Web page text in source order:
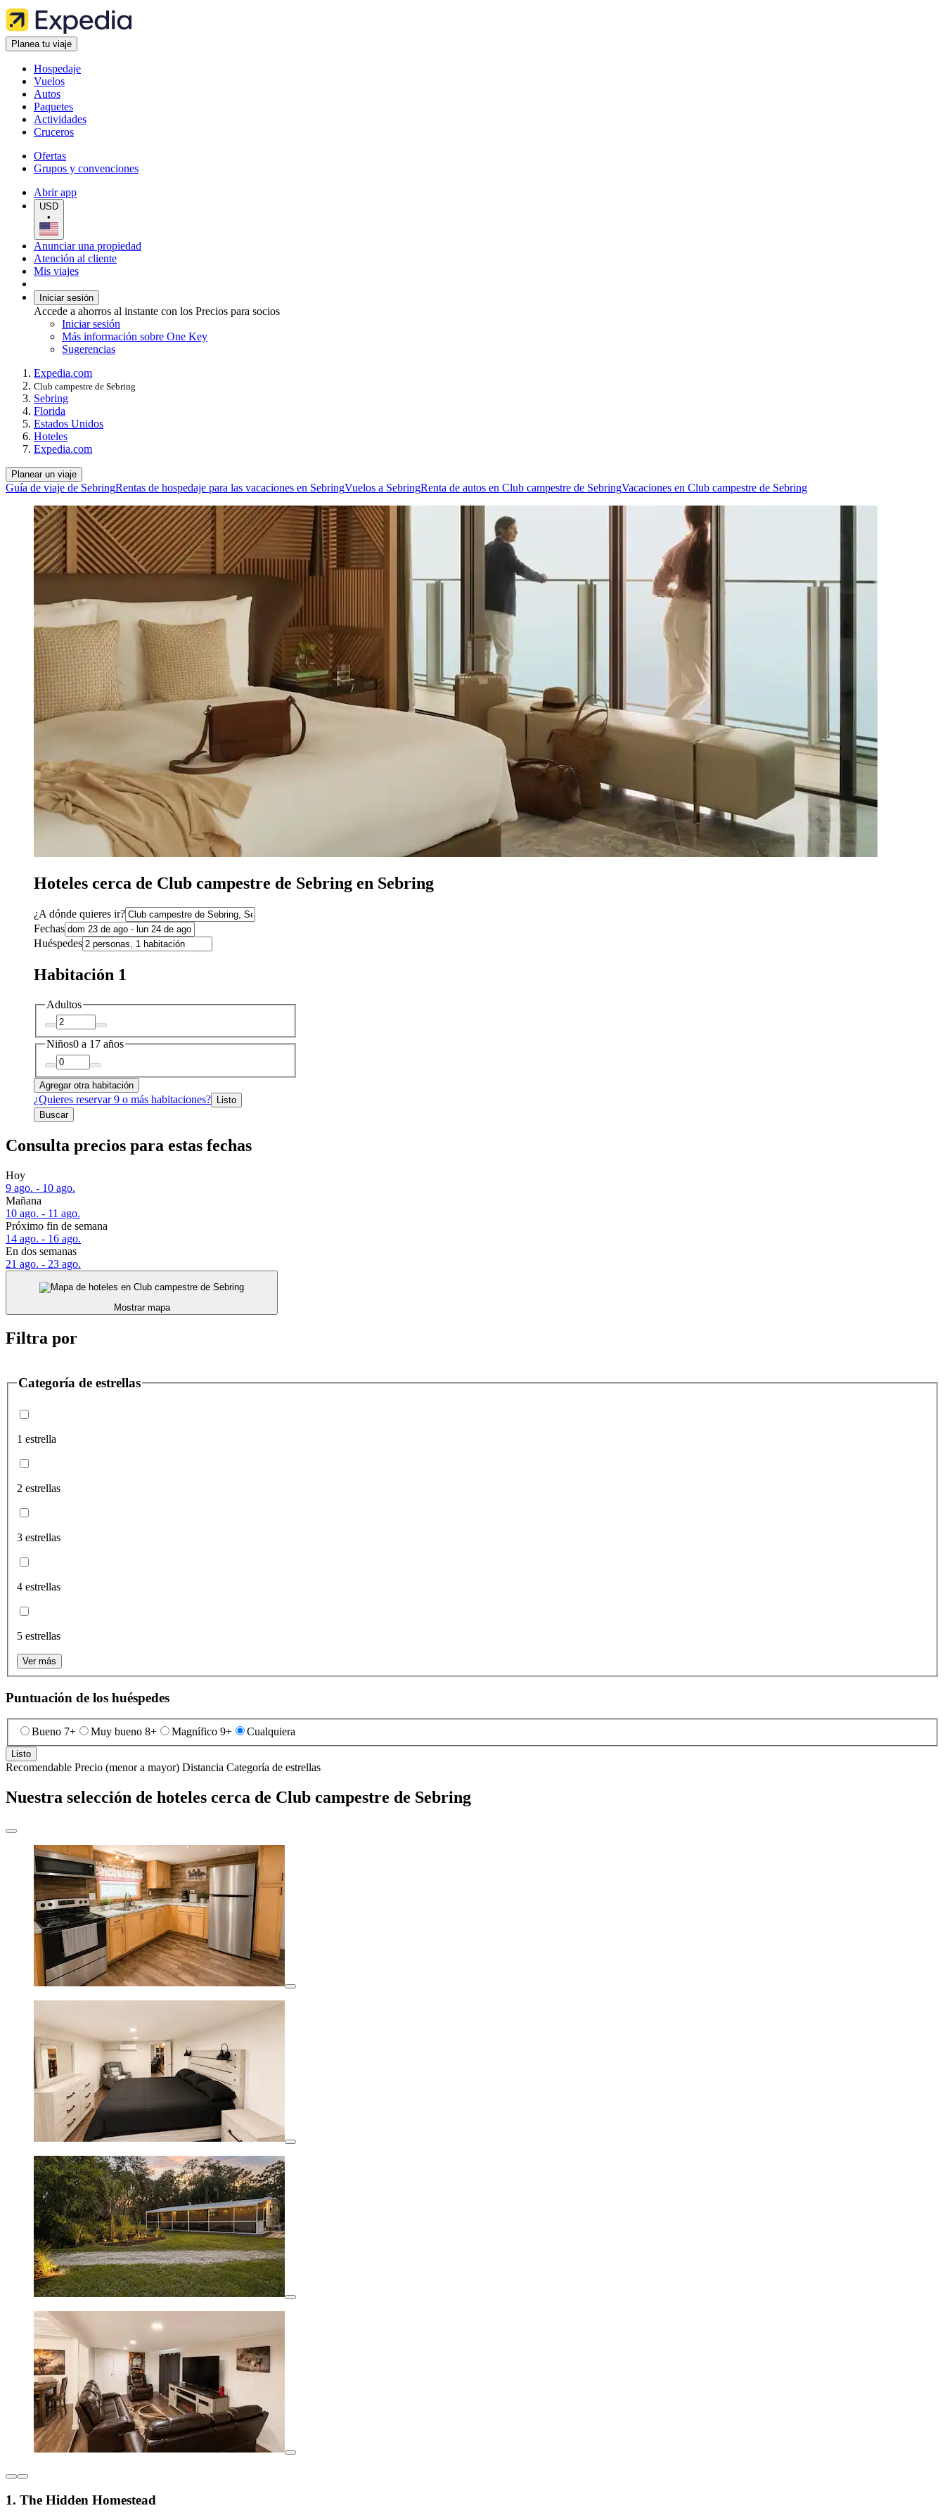
Planea tu viaje
Hospedaje
Vuelos
Autos
Paquetes
Actividades
Cruceros
Ofertas
Grupos y convenciones
Abrir app
USD
•
Anunciar una propiedad
Atención al cliente
Mis viajes
Iniciar sesión
Accede a ahorros al instante con los Precios para socios
Iniciar sesión
Más información sobre One Key
Sugerencias
Expedia.com
Club campestre de Sebring
Sebring
Florida
Estados Unidos
Hoteles
Expedia.com
Planear un viaje
Guía de viaje de SebringRentas de hospedaje para las vacaciones en SebringVuelos a SebringRenta de autos en Club campestre de SebringVacaciones en Club campestre de Sebring
Hoteles cerca de Club campestre de Sebring en Sebring
¿A dónde quieres ir?
Fechas
Huéspedes
Habitación 1
Adultos
Niños0 a 17 años
Agregar otra habitación
¿Quieres reservar 9 o más habitaciones? Listo
Buscar
Consulta precios para estas fechas
Hoy
9 ago. - 10 ago.
Mañana
10 ago. - 11 ago.
Próximo fin de semana
14 ago. - 16 ago.
En dos semanas
21 ago. - 23 ago.
Mostrar mapa
Filtra por
Categoría de estrellas
1 estrella
2 estrellas
3 estrellas
4 estrellas
5 estrellas
Ver más
Puntuación de los huéspedes
Bueno 7+ Muy bueno 8+ Magnífico 9+ Cualquiera
Listo
Recomendable Precio (menor a mayor) Distancia Categoría de estrellas
Nuestra selección de hoteles cerca de Club campestre de Sebring
1. The Hidden Homestead